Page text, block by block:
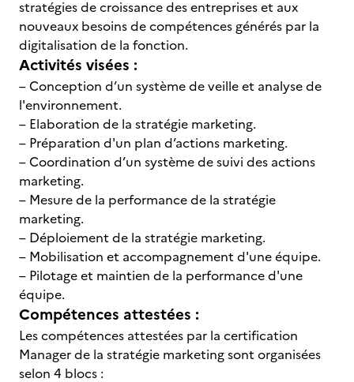
stratégies de croissance des entreprises et aux
nouveaux besoins de compétences générés par la
digitalisation de la fonction.
Activités visées :
– Conception d’un système de veille et analyse de
l'environnement.
– Elaboration de la stratégie marketing.
– Préparation d'un plan d’actions marketing.
– Coordination d’un système de suivi des actions
marketing.
– Mesure de la performance de la stratégie
marketing.
– Déploiement de la stratégie marketing.
– Mobilisation et accompagnement d'une équipe.
– Pilotage et maintien de la performance d'une
équipe.
Compétences attestées :
Les compétences attestées par la certification
Manager de la stratégie marketing sont organisées
selon 4 blocs :